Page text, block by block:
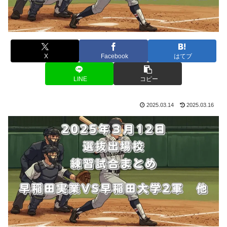
X Facebook はてブ
LINE コピー
2025.03.14 2025.03.16